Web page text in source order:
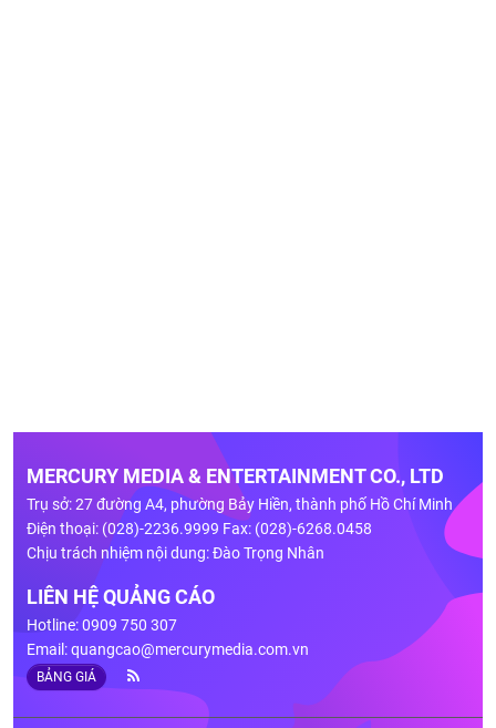
MERCURY MEDIA & ENTERTAINMENT CO., LTD
Trụ sở: 27 đường A4, phường Bảy Hiền, thành phố Hồ Chí Minh
Điện thoại: (028)-2236.9999 Fax: (028)-6268.0458
Chịu trách nhiệm nội dung: Đào Trọng Nhân
LIÊN HỆ QUẢNG CÁO
Hotline: 0909 750 307
Email:quangcao@mercurymedia.com.vn
BẢNG GIÁ